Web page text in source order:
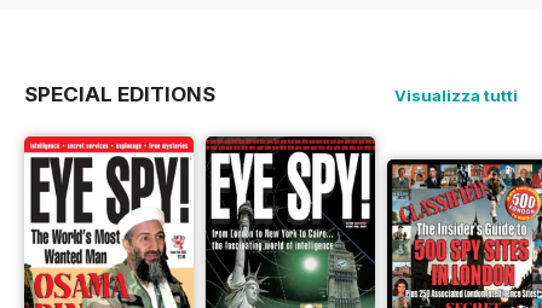
SPECIAL EDITIONS Visualizza tutti